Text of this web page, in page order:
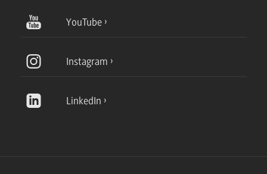
YouTube
Instagram
LinkedIn